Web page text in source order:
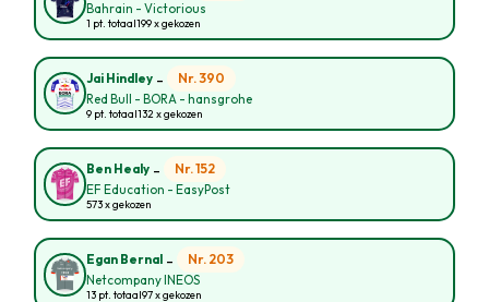
Bahrain - Victorious
1 pt. totaal199 x gekozen
Jai Hindley - Nr. 390
Red Bull - BORA - hansgrohe
9 pt. totaal132 x gekozen
Ben Healy - Nr. 152
EF Education - EasyPost
573 x gekozen
Egan Bernal - Nr. 203
Netcompany INEOS
13 pt. totaal97 x gekozen